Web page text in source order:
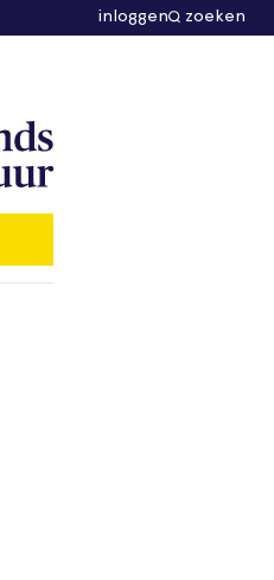
inloggen zoeken